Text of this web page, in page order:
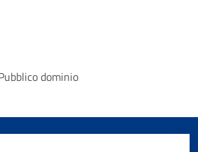
dominio